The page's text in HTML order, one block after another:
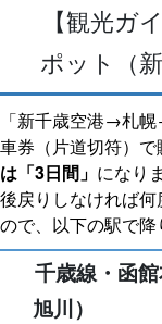
【観光ガ
ポット（
「新千歳空港→札
車券（片道切符）で
は「3日間」 になり
後戻りしなければ
ので、以下の駅で降
千歳線・函
旭川）